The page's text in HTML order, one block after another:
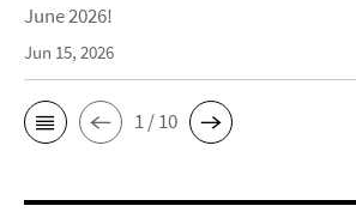
June 2026!
Jun 15, 2026
1 / 10